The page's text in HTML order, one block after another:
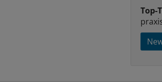
Top-